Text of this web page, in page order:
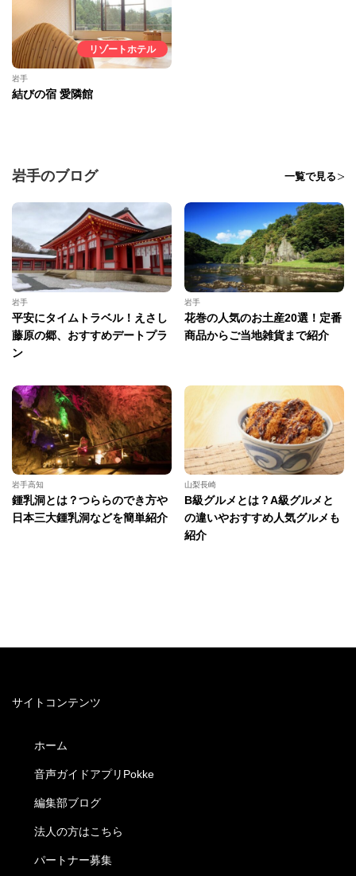
リゾートホテル
岩手
結びの宿 愛隣館
岩手のブログ 一覧で見る
岩手
平安にタイムトラベル！えさし
藤原の郷、おすすめデートプラ
ン
岩手
花巻の人気のお土産20選！定番
商品からご当地雑貨まで紹介
岩手高知
鍾乳洞とは？つららのでき方や
日本三大鍾乳洞などを簡単紹介
山梨長崎
B級グルメとは？A級グルメと
の違いやおすすめ人気グルメも
紹介
サイトコンテンツ
ホーム
音声ガイドアプリPokke
編集部ブログ
法人の方はこちら
パートナー募集